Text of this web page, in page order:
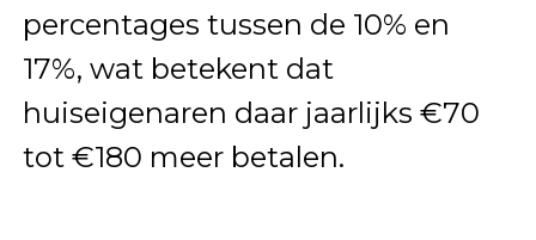
percentages tussen de 10% en
17%, wat betekent dat
huiseigenaren daar jaarlijks €70
tot €180 meer betalen.